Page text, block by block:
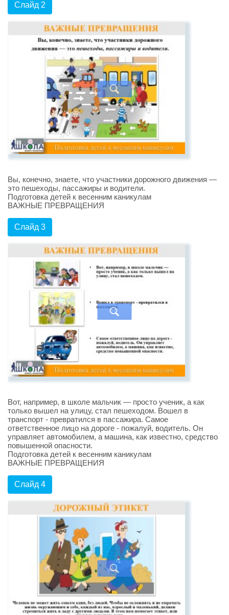
Слайд 2
Вы, конечно, знаете, что участники дорожного движения —
это пешеходы, пассажиры и водители.
Подготовка детей к весенним каникулам
ВАЖНЫЕ ПРЕВРАЩЕНИЯ
Слайд 3
Вот, например, в школе мальчик — просто ученик, а как
только вышел на улицу, стал пешеходом. Вошел в
транспорт - превратился в пассажира. Самое
ответственное лицо на дороге - пожалуй, водитель. Он
управляет автомобилем, а машина, как известно, средство
повышенной опасности.
Подготовка детей к весенним каникулам
ВАЖНЫЕ ПРЕВРАЩЕНИЯ
Слайд 4